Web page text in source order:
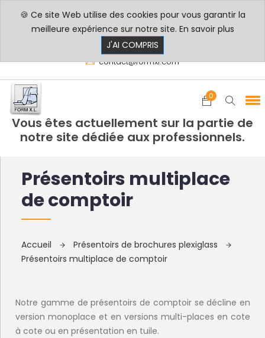
PROFESSIONNELS PARTICULIERS
contact@formxl.com
0
Vous êtes actuellement sur la partie de
notre site dédiée aux professionnels.
Présentoirs multiplace
de comptoir
Accueil
Présentoirs de brochures plexiglass
Présentoirs multiplace de comptoir
Notre gamme de présentoirs de comptoir se décline en
version monoplace et en versions multi-places en cote
à cote ou en présentation en tuile.
🍪 Ce site Web utilise des cookies pour vous garantir la
meilleure expérience sur notre site. En savoir plus
J'AI COMPRIS